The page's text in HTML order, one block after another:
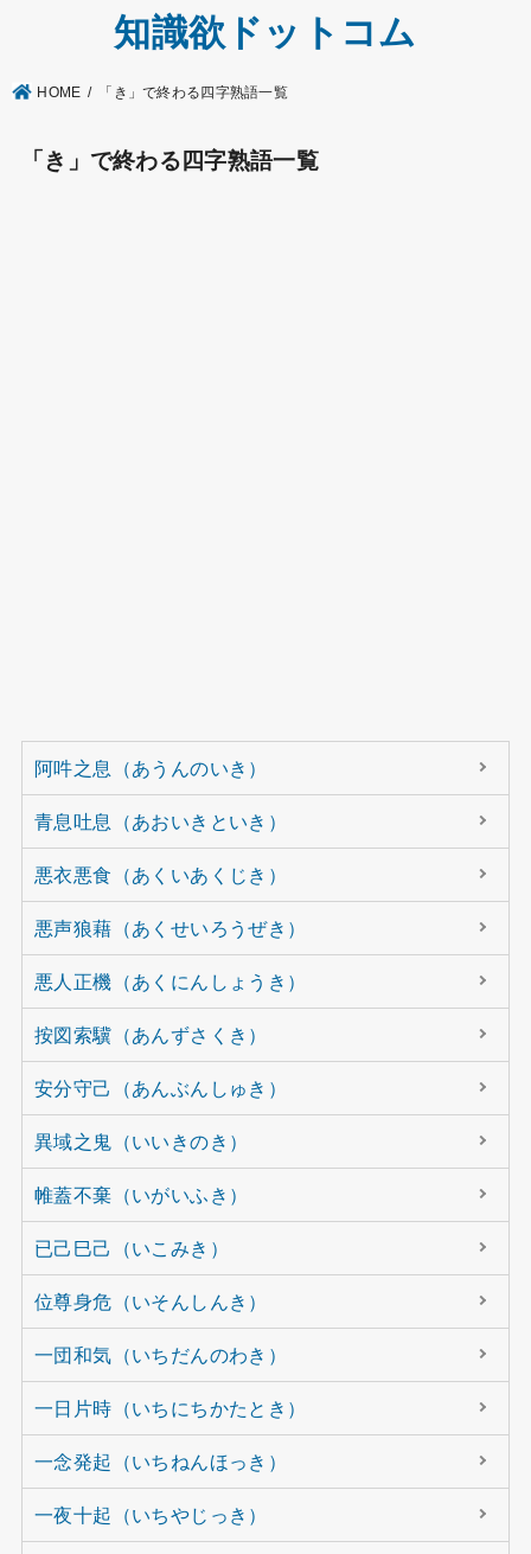
知識欲ドットコム
HOME 「き」で終わる四字熟語一覧
「き」で終わる四字熟語一覧
阿吽之息（あうんのいき）
青息吐息（あおいきといき）
悪衣悪食（あくいあくじき）
悪声狼藉（あくせいろうぜき）
悪人正機（あくにんしょうき）
按図索驥（あんずさくき）
安分守己（あんぶんしゅき）
異域之鬼（いいきのき）
帷蓋不棄（いがいふき）
已己巳己（いこみき）
位尊身危（いそんしんき）
一団和気（いちだんのわき）
一日片時（いちにちかたとき）
一念発起（いちねんほっき）
一夜十起（いちやじっき）